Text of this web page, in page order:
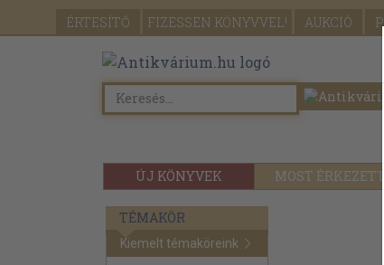
ÉRTESÍTŐ FIZESSEN KÖNYVVEL! AUKCIÓ
ÚJ KÖNYVEK MOST ÉRKEZETT
TÉMAKÖR
Kiemelt témaköreink